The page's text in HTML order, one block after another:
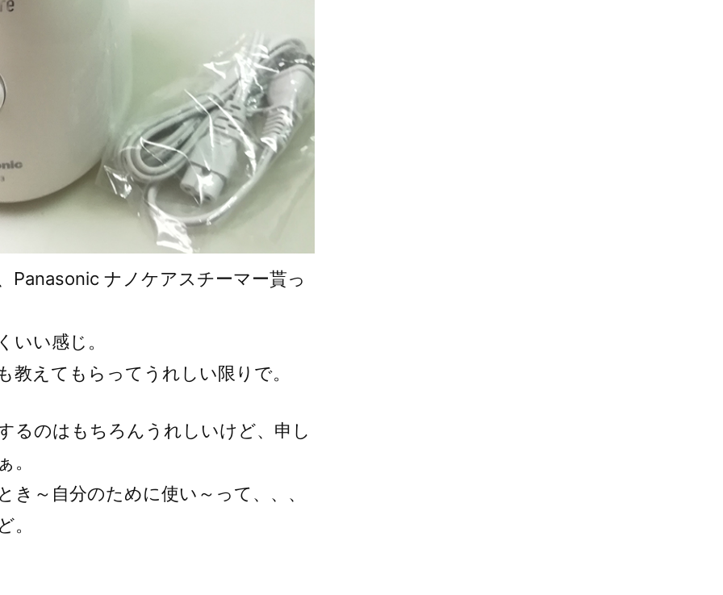
Panasonic ナノケアスチーマー貰っ
いい感じ。
教えてもらってうれしい限りで。
るのはもちろんうれしいけど、申し
。
き～自分のために使い～って、、、
。